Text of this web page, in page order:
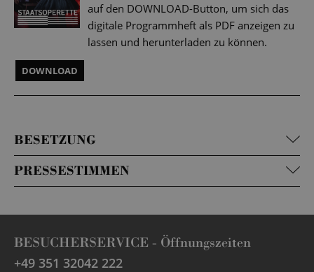
auf den DOWNLOAD-Button, um sich das
digitale Programmheft als PDF anzeigen zu
lassen und herunterladen zu können.
DOWNLOAD
BESETZUNG
PRESSESTIMMEN
BESUCHERSERVICE - Öffnungszeiten
+49 351 32042 222